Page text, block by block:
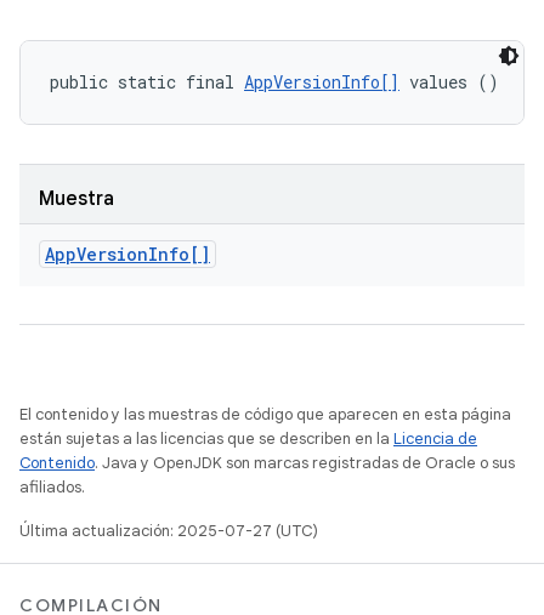
public static final AppVersionInfo[] values ()
Muestra
AppVersionInfo[]
El contenido y las muestras de código que aparecen en esta página
están sujetas a las licencias que se describen en la Licencia de
Contenido. Java y OpenJDK son marcas registradas de Oracle o sus
afiliados.
Última actualización: 2025-07-27 (UTC)
COMPILACIÓN